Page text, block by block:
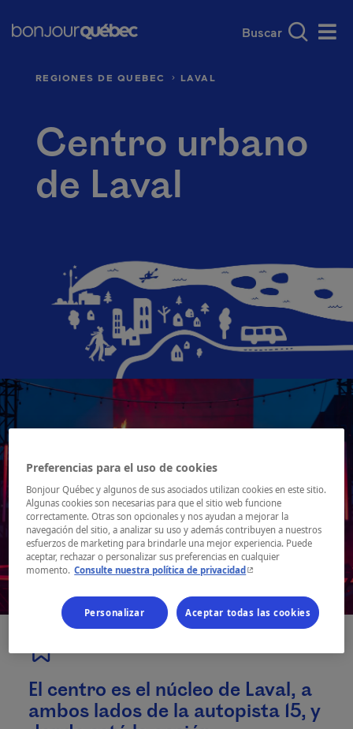
Main navigation -
Qué hacer en Québec Centro urbano
REGIONES DE QUEBEC LAVAL
Centro urbano
de Laval
El centro es el núcleo de Laval, a
ambos lados de la autopista 15, y
Preferencias para el uso de cookies
Bonjour Québec y algunos de sus asociados utilizan cookies en este sitio.
Algunas cookies son necesarias para que el sitio web funcione
correctamente. Otras son opcionales y nos ayudan a mejorar la
navegación del sitio, a analizar su uso y además contribuyen a nuestros
esfuerzos de marketing para brindarle una mejor experiencia. Puede
aceptar, rechazar o personalizar sus preferencias en cualquier
momento. Consulte nuestra política de privacidad- Este hipervínculo se
Personalizar Aceptar todas las cookies